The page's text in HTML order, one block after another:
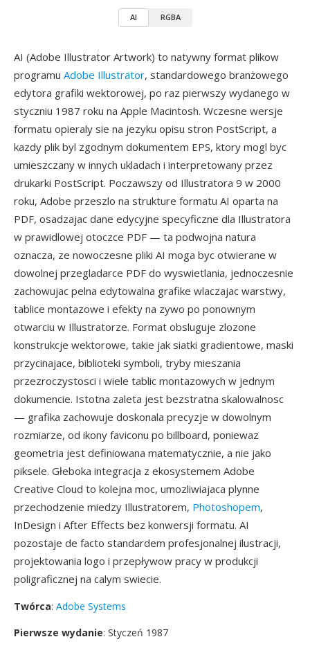
AI RGBA
AI (Adobe Illustrator Artwork) to natywny format plikow
programu Adobe Illustrator, standardowego branżowego
edytora grafiki wektorowej, po raz pierwszy wydanego w
styczniu 1987 roku na Apple Macintosh. Wczesne wersje
formatu opieraly sie na jezyku opisu stron PostScript, a
kazdy plik byl zgodnym dokumentem EPS, ktory mogl byc
umieszczany w innych ukladach i interpretowany przez
drukarki PostScript. Poczawszy od Illustratora 9 w 2000
roku, Adobe przeszlo na strukture formatu AI oparta na
PDF, osadzajac dane edycyjne specyficzne dla Illustratora
w prawidlowej otoczce PDF — ta podwojna natura
oznacza, ze nowoczesne pliki AI moga byc otwierane w
dowolnej przegladarce PDF do wyswietlania, jednoczesnie
zachowujac pelna edytowalna grafike wlaczajac warstwy,
tablice montazowe i efekty na zywo po ponownym
otwarciu w Illustratorze. Format obsluguje zlozone
konstrukcje wektorowe, takie jak siatki gradientowe, maski
przycinajace, biblioteki symboli, tryby mieszania
przezroczystosci i wiele tablic montazowych w jednym
dokumencie. Istotna zaleta jest bezstratna skalowalnosc
— grafika zachowuje doskonala precyzje w dowolnym
rozmiarze, od ikony faviconu po billboard, poniewaz
geometria jest definiowana matematycznie, a nie jako
piksele. Głeboka integracja z ekosystemem Adobe
Creative Cloud to kolejna moc, umozliwiajaca plynne
przechodzenie miedzy Illustratorem, Photoshopem,
InDesign i After Effects bez konwersji formatu. AI
pozostaje de facto standardem profesjonalnej ilustracji,
projektowania logo i przepływow pracy w produkcji
poligraficznej na calym swiecie.
Twórca: Adobe Systems
Pierwsze wydanie: Styczeń 1987